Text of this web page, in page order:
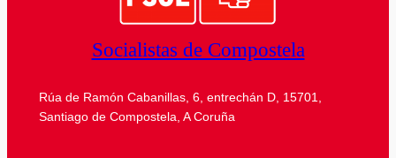
Socialistas de Compostela
Rúa de Ramón Cabanillas, 6, entrechán D, 15701,
Santiago de Compostela, A Coruña